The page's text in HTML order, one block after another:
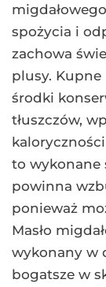
spożycia i
zachowa
plusy. Kupne
środki
tłuszczów,
to wykonane
powinna
ponieważ
Masło
wykonany w
bogatsze w